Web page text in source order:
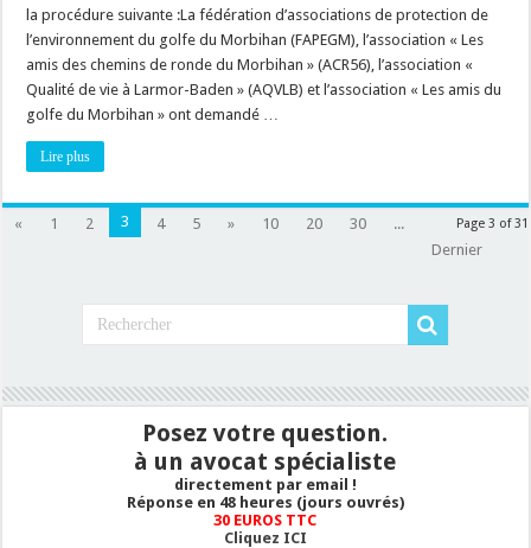
voirie
en
cas
de
respect
domaine
public
la procédure suivante :La fédération d’associations de protection de
l’environnement du golfe du Morbihan (FAPEGM), l’association « Les
amis des chemins de ronde du Morbihan » (ACR56), l’association «
Qualité de vie à Larmor-Baden » (AQVLB) et l’association « Les amis du
golfe du Morbihan » ont demandé …
Lire plus
Page 3 of 31
« 1 2 3 4 5 » 10 20 30
...
Dernier
Posez votre question.
à un avocat spécialiste
directement par email !
Réponse en 48 heures (jours ouvrés)
30 EUROS TTC
Cliquez ICI